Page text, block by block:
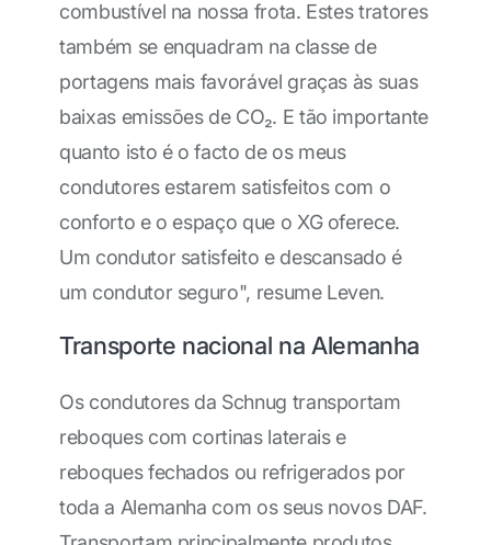
combustível na nossa frota. Estes tratores
também se enquadram na classe de
portagens mais favorável graças às suas
baixas emissões de CO₂. E tão importante
quanto isto é o facto de os meus
condutores estarem satisfeitos com o
conforto e o espaço que o XG oferece.
Um condutor satisfeito e descansado é
um condutor seguro", resume Leven.
Transporte nacional na Alemanha
Os condutores da Schnug transportam
reboques com cortinas laterais e
reboques fechados ou refrigerados por
toda a Alemanha com os seus novos DAF.